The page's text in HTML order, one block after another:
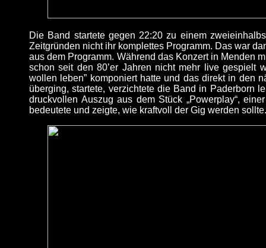
Die Band startete gegen 22:20 zu einem
Zeitgründen nicht ihr komplettes Programm. Das war
aus dem Programm. Während das Konzert in Menden
schon seit den 80’er Jahren nicht mehr live gespielt
wollen leben” komponiert hatte und das direkt in den
überging, startete, verzichtete die Band in Paderborn
druckvollen Auszug aus dem Stück „Powerplay“,
bedeutete und zeigte, wie kraftvoll der Gig werden sollte.